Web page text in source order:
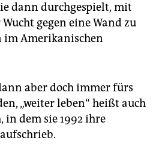
dann durchgespielt, mit
gegen eine Wand zu
im Amerikanischen
aber doch immer fürs
„weiter leben“ heißt auch
in dem sie 1992 ihre